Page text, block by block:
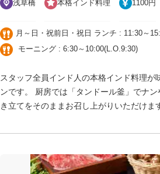
浅草橋 本格インド料理 1100円
月～日・祝前日・祝日 ランチ : 11:30～
モーニング : 6:30～10:00(L.O.9:30)
スタッフ全員インド人の本格インド料理が
ンです。 厨房では「タンドール釜」でナ
き立てをそのままお召し上がりいただけま